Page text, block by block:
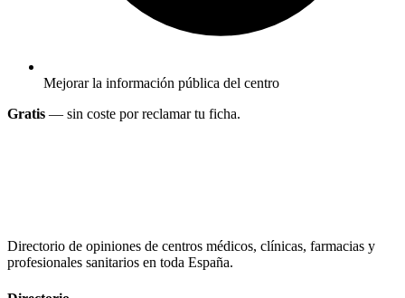
Mejorar la información pública del centro
Gratis — sin coste por reclamar tu ficha.
Directorio de opiniones de centros médicos, clínicas, farmacias y
profesionales sanitarios en toda España.